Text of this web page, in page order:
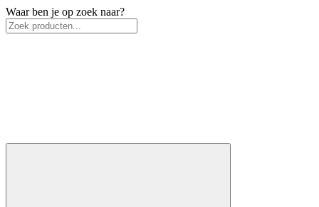
Waar ben je op zoek naar?